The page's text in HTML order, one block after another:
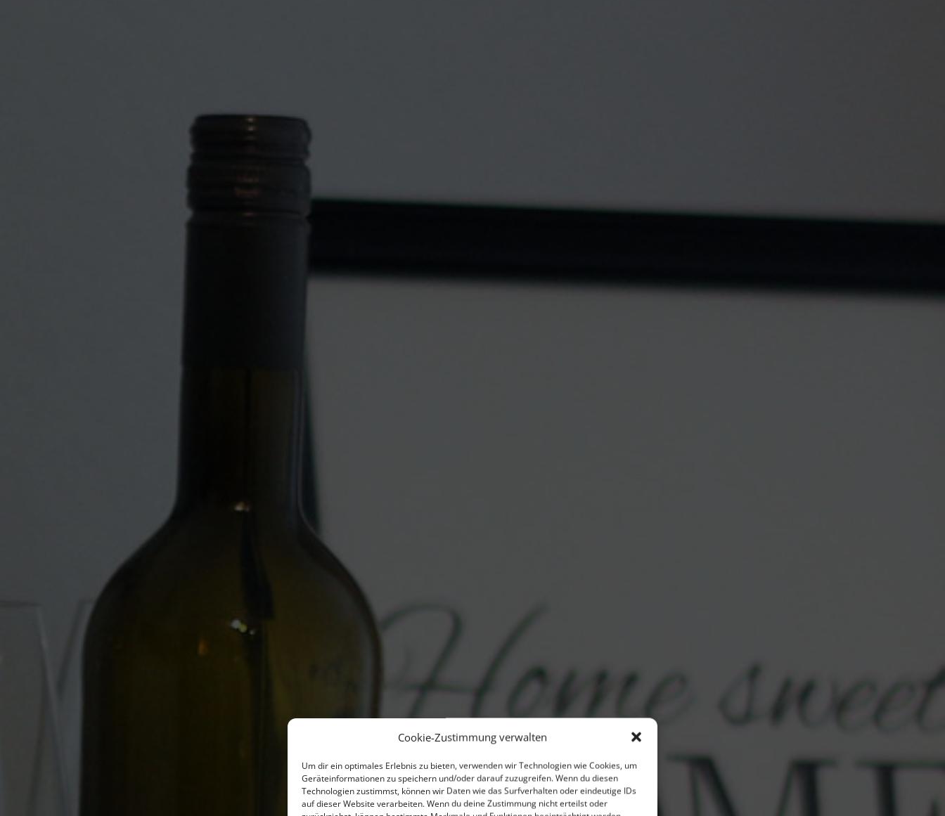
Cookie-Zustimmung verwalten
Um dir ein optimales Erlebnis zu bieten, verwenden wir Technologien wie Cookies, um
Geräteinformationen zu speichern und/oder darauf zuzugreifen. Wenn du diesen
Technologien zustimmst, können wir Daten wie das Surfverhalten oder eindeutige IDs
auf dieser Website verarbeiten. Wenn du deine Zustimmung nicht erteilst oder